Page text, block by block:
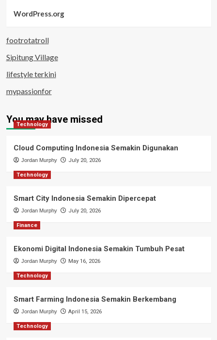
WordPress.org
footrotatroll
Sipitung Village
lifestyle terkini
mypassionfor
You may have missed
Technology
Cloud Computing Indonesia Semakin Digunakan
Jordan Murphy July 20, 2026
Technology
Smart City Indonesia Semakin Dipercepat
Jordan Murphy July 20, 2026
Finance
Ekonomi Digital Indonesia Semakin Tumbuh Pesat
Jordan Murphy May 16, 2026
Technology
Smart Farming Indonesia Semakin Berkembang
Jordan Murphy April 15, 2026
Technology